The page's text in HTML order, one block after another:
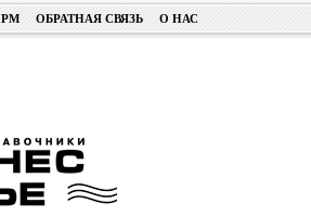
ОБРАТНАЯ СВЯЗЬ О НАС